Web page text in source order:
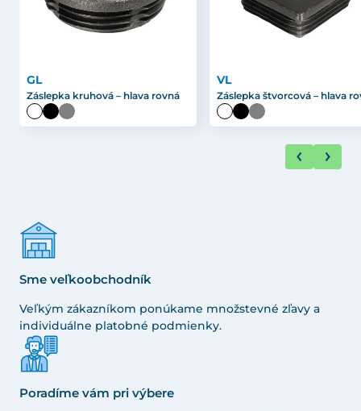
GL
Záslepka kruhová – hlava rovná
VL
Záslepka štvorcová – hlava
Sme veľkoobchodník
Veľkým zákazníkom ponúkame množstevné zľavy a
individuálne platobné podmienky.
Poradíme vám pri výbere